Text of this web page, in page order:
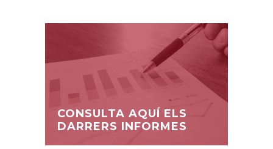
CONSULTA AQUÍ ELS
DARRERS INFORMES